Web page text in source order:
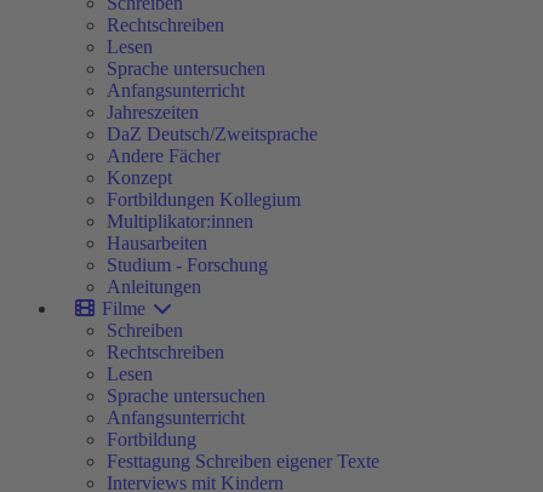
Rechtschreiben
Lesen
Sprache untersuchen
Anfangsunterricht
Jahreszeiten
DaZ Deutsch/Zweitsprache
Andere Fächer
Konzept
Fortbildungen Kollegium
Multiplikator:innen
Hausarbeiten
Studium - Forschung
Anleitungen
Filme
Schreiben
Rechtschreiben
Lesen
Sprache untersuchen
Anfangsunterricht
Fortbildung
Festtagung Schreiben eigener Texte
Interviews mit Kindern